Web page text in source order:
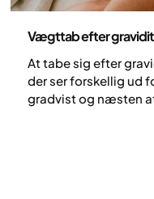
Vægttab efter
At tabe sig efter
der ser forskellig ud
gradvist og næsten